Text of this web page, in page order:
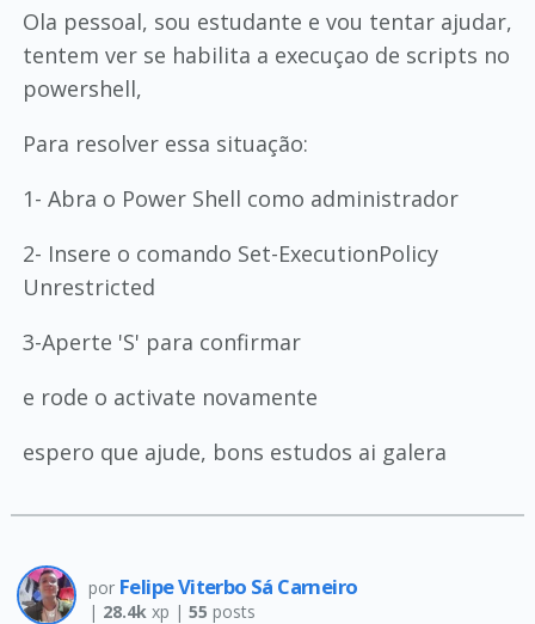
Ola pessoal, sou estudante e vou tentar ajudar,
tentem ver se habilita a execuçao de scripts no
powershell,
Para resolver essa situação:
1- Abra o Power Shell como administrador
2- Insere o comando Set-ExecutionPolicy
Unrestricted
3-Aperte 'S' para confirmar
e rode o activate novamente
espero que ajude, bons estudos ai galera
por Felipe Viterbo Sá Carneiro
| 28.4k xp | 55 posts